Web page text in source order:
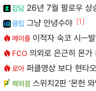
잡담 26년 7월 팔로우
클립 그냥 안녕수야 [1]
메이플 이적자 숙코 시ㅡ
FCO 의외로 은근히 몬가
로아 퍼클영상 보다 현타
해외겜 스위치2판 ‘몬헌